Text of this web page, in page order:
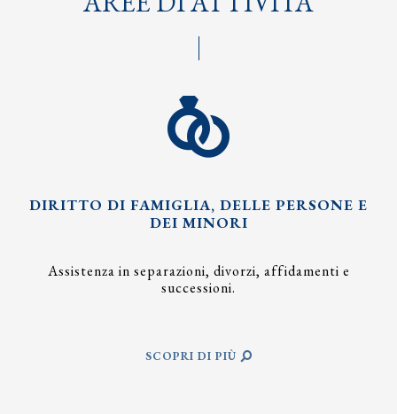
DIRITTO DI FAMIGLIA, DELLE PERSONE E
DEI MINORI
Assistenza in separazioni, divorzi, affidamenti e
successioni.
SCOPRI DI PIÙ